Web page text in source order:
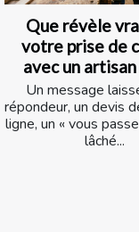
Que révèle
votre prise de
avec un
Un message
répondeur, un devis
ligne, un « vous
lâché...